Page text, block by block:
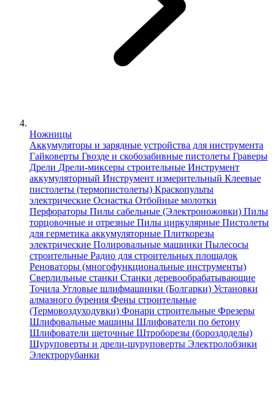
Ножницы
Аккумуляторы и зарядные устройства для инструмента
Гайковерты Гвозде и скобозабивные пистолеты Граверы
Дрели Дрели-миксеры строительные Инструмент
аккумуляторный Инструмент измерительный Клеевые
пистолеты (термопистолеты) Краскопульты
электрические Оснастка Отбойные молотки
Перфораторы Пилы сабельные (Электроножовки) Пилы
торцовочные и отрезные Пилы циркулярные Пистолеты
для герметика аккумуляторные Плиткорезы
электрические Полировальные машинки Пылесосы
строительные Радио для строительных площадок
Реноваторы (многофункциональные инструменты)
Сверлильные станки Станки деревообрабатывающие
Точила Угловые шлифмашинки (Болгарки) Установки
алмазного бурения Фены строительные
(Термовоздуходувки) Фонари строительные Фрезеры
Шлифовальные машины Шлифователи по бетону
Шлифователи щеточные Штроборезы (бороздоделы)
Шуруповерты и дрели-шуруповерты Электролобзики
Электрорубанки